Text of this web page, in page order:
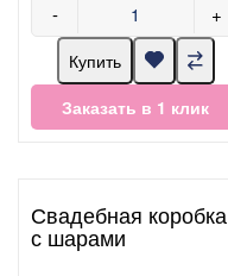
- +
Купить
Заказать в 1 клик
Свадебная коробка
с шарами